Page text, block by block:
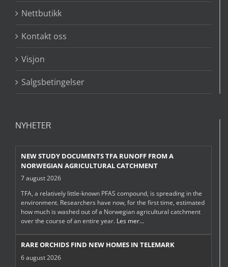
Nettbutikk
Kontakt oss
Visjon
Salgsbetingelser
NYHETER
NEW STUDY DOCUMENTS TFA RUNOFF FROM A
NORWEGIAN AGRICULTURAL CATCHMENT
7 august 2026
TFA, a relatively little-known PFAS compound, is spreading in the
environment. Researchers have now, for the first time, estimated
how much is washed out of a Norwegian agricultural catchment
over the course of an entire year. Les mer...
RARE ORCHIDS FIND NEW HOMES IN TELEMARK
6 august 2026